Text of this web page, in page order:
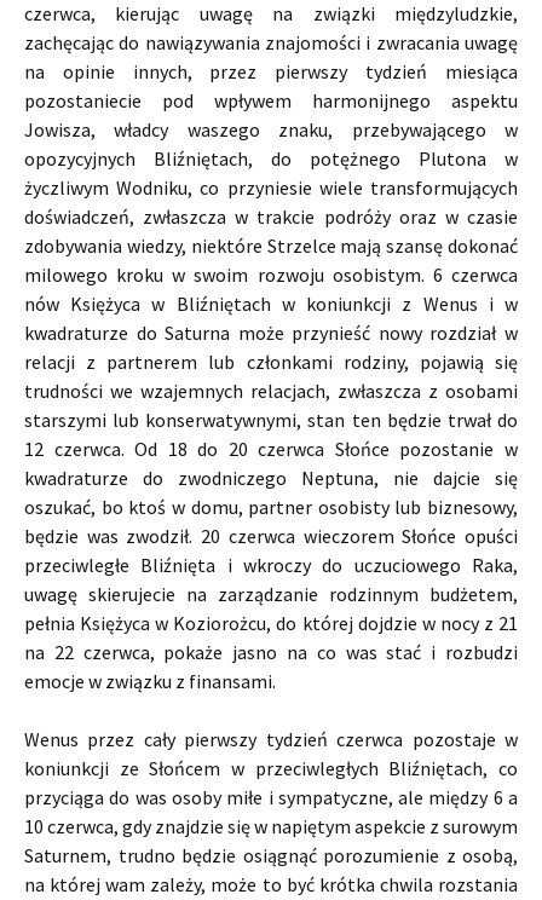
czerwca, kierując uwagę na związki międzyludzkie,
zachęcając do nawiązywania znajomości i zwracania uwagę
na opinie innych, przez pierwszy tydzień miesiąca
pozostaniecie pod wpływem harmonijnego aspektu
Jowisza, władcy waszego znaku, przebywającego w
opozycyjnych Bliźniętach, do potężnego Plutona w
życzliwym Wodniku, co przyniesie wiele transformujących
doświadczeń, zwłaszcza w trakcie podróży oraz w czasie
zdobywania wiedzy, niektóre Strzelce mają szansę dokonać
milowego kroku w swoim rozwoju osobistym. 6 czerwca
nów Księżyca w Bliźniętach w koniunkcji z Wenus i w
kwadraturze do Saturna może przynieść nowy rozdział w
relacji z partnerem lub członkami rodziny, pojawią się
trudności we wzajemnych relacjach, zwłaszcza z osobami
starszymi lub konserwatywnymi, stan ten będzie trwał do
12 czerwca. Od 18 do 20 czerwca Słońce pozostanie w
kwadraturze do zwodniczego Neptuna, nie dajcie się
oszukać, bo ktoś w domu, partner osobisty lub biznesowy,
będzie was zwodził. 20 czerwca wieczorem Słońce opuści
przeciwległe Bliźnięta i wkroczy do uczuciowego Raka,
uwagę skierujecie na zarządzanie rodzinnym budżetem,
pełnia Księżyca w Koziorożcu, do której dojdzie w nocy z 21
na 22 czerwca, pokaże jasno na co was stać i rozbudzi
emocje w związku z finansami.
Wenus przez cały pierwszy tydzień czerwca pozostaje w
koniunkcji ze Słońcem w przeciwległych Bliźniętach, co
przyciąga do was osoby miłe i sympatyczne, ale między 6 a
10 czerwca, gdy znajdzie się w napiętym aspekcie z surowym
Saturnem, trudno będzie osiągnąć porozumienie z osobą,
na której wam zależy, może to być krótka chwila rozstania